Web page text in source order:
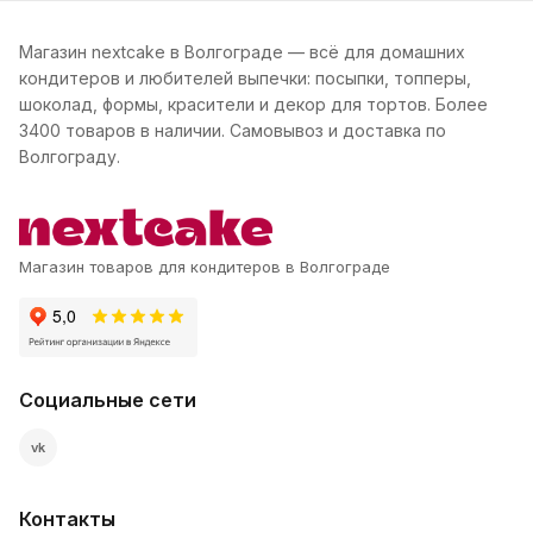
Магазин nextcake в Волгограде — всё для домашних
кондитеров и любителей выпечки: посыпки, топперы,
шоколад, формы, красители и декор для тортов. Более
3400 товаров в наличии. Самовывоз и доставка по
Волгограду.
Магазин товаров для кондитеров в Волгограде
Социальные сети
vk
Контакты